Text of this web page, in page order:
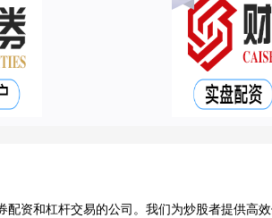
配资和杠杆交易的公司。我们为炒股者提供高